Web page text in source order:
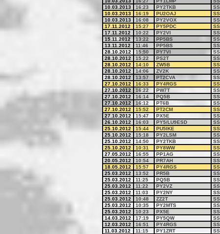
10.03.2013
16:23 PY2TKB
10.03.2013
16:19 PU2OAJ
10.03.2013
16:08 PY2VOX
17.11.2012
15:27 PY5PDC
17.11.2012
10:22 PY2VI
15.11.2012
13:22 PP5BS
13.11.2012
11:46 PP5BS
28.10.2012
15:50 PY7VI
28.10.2012
15:22 PS2T
28.10.2012
14:10 ZW5B
28.10.2012
14:06 ZV2K
28.10.2012
13:57 PT2CVA
27.10.2012
16:33 PY4RGS
27.10.2012
16:22 PW7T
27.10.2012
16:14 PQ5B
27.10.2012
16:12 PT6B
27.10.2012
15:52 PT2CM
27.10.2012
15:47 PX5E
26.10.2012
16:03 PY5/LU9ESD
25.10.2012
15:44 PU5IKE
25.10.2012
15:18 PY2LSM
25.10.2012
14:50 PY2TKB
25.10.2012
10:31 PY8WW
27.05.2012
16:55 PP1AG
20.05.2012
10:54 PR7AH
18.05.2012
15:57 PY4RGS
25.03.2012
13:52 PR5B
25.03.2012
11:25 PQ5B
25.03.2012
11:22 PY2VZ
25.03.2012
11:03 PY2NY
25.03.2012
10:48 ZZ2T
25.03.2012
10:35 PY2MTS
25.03.2012
10:23 PX5E
14.03.2012
17:19 PY5QW
12.03.2012
16:51 PY4RGS
11.03.2012
11:15 PY1ZRT